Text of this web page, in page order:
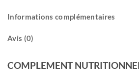
Informations complémentaires
Avis (0)
COMPLEMENT